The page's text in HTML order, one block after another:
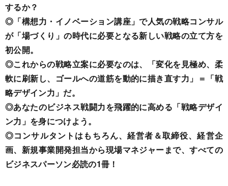
するか？
◎「構想力・イノベーション講座」で人気の戦略コンサル
が「場づくり」の時代に必要となる新しい戦略の立て方を
初公開。
◎これからの戦略立案に必要なのは、「変化を見極め、柔
軟に刷新し、ゴールへの道筋を動的に描き直す力」＝「戦
略デザイン力」だ。
◎あなたのビジネス戦闘力を飛躍的に高める「戦略デザイ
ン力」を身につけよう。
◎コンサルタントはもちろん、経営者＆取締役、経営企
画、新規事業開発担当から現場マネジャーまで、すべての
ビジネスパーソン必読の1冊！